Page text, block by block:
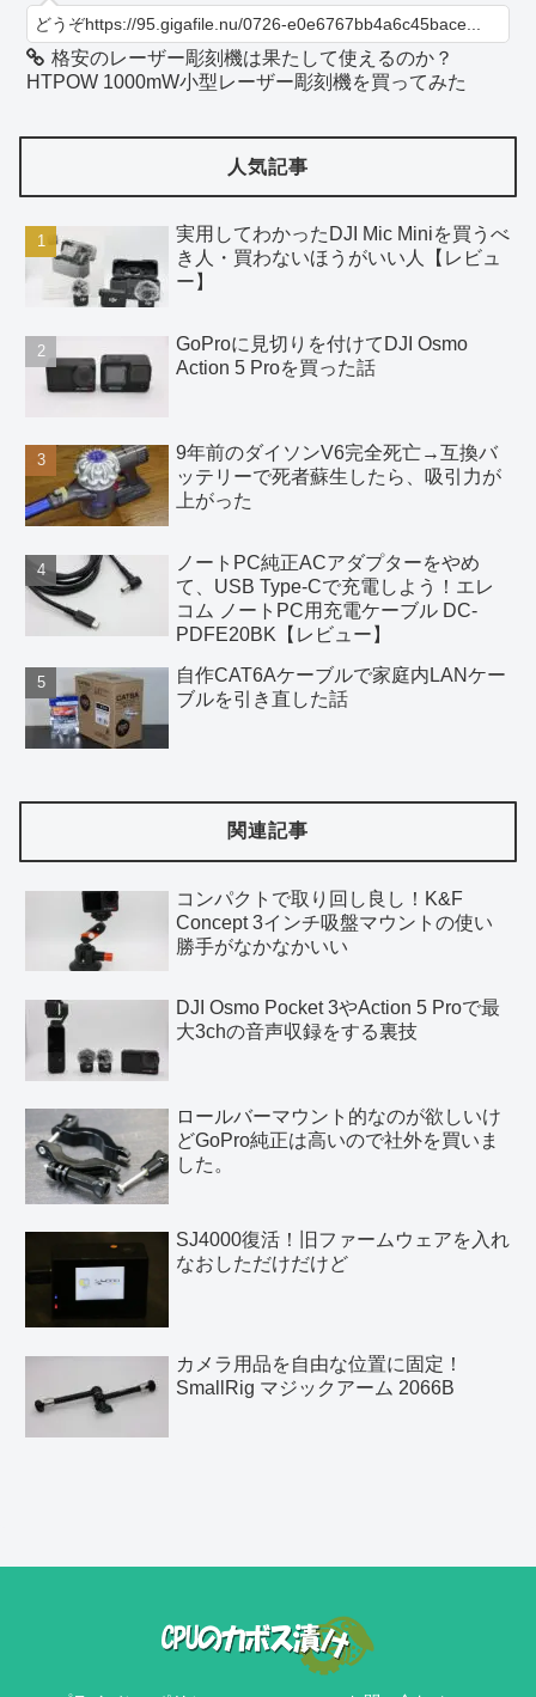
どうぞhttps://95.gigafile.nu/0726-e0e6767bb4a6c45bace...
格安のレーザー彫刻機は果たして使えるのか？
HTPOW 1000mW小型レーザー彫刻機を買ってみた
人気記事
実用してわかったDJI Mic Miniを買うべ
き人・買わないほうがいい人【レビュ
ー】
GoProに見切りを付けてDJI Osmo
Action 5 Proを買った話
9年前のダイソンV6完全死亡→互換バ
ッテリーで死者蘇生したら、吸引力が
上がった
ノートPC純正ACアダプターをやめ
て、USB Type-Cで充電しよう！エレ
コム ノートPC用充電ケーブル DC-
PDFE20BK【レビュー】
自作CAT6Aケーブルで家庭内LANケー
ブルを引き直した話
関連記事
コンパクトで取り回し良し！K&F
Concept 3インチ吸盤マウントの使い
勝手がなかなかいい
DJI Osmo Pocket 3やAction 5 Proで最
大3chの音声収録をする裏技
ロールバーマウント的なのが欲しいけ
どGoPro純正は高いので社外を買いま
した。
SJ4000復活！旧ファームウェアを入れ
なおしただけだけど
カメラ用品を自由な位置に固定！
SmallRig マジックアーム 2066B